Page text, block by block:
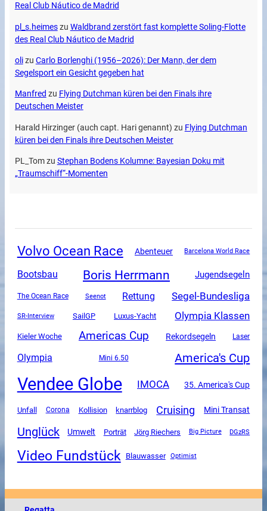
Real Club Náutico de Madrid
pl_s.heimeszu Waldbrand zerstört fast komplette Soling-Flotte
des Real Club Náutico de Madrid
olizu Carlo Borlenghi (1956–2026): Der Mann, der dem
Segelsport ein Gesicht gegeben hat
Manfred zu Flying Dutchman küren bei den Finals ihre
Deutschen Meister
Harald Hirzinger (auch capt. Hari genannt) zu Flying Dutchman
küren bei den Finals ihre Deutschen Meister
PL_Tomzu Stephan Bodens Kolumne: Bayesian Doku mit
„Traumschiff“-Momenten
Volvo Ocean Race Abenteuer Barcelona World Race
Bootsbau Boris Herrmann Jugendsegeln
The Ocean Race Seenot Rettung Segel-Bundesliga
SR-Interview SailGP Luxus-Yacht Olympia Klassen
Kieler Woche Americas Cup Rekordsegeln Laser
Olympia Mini 6.50 America's Cup
Vendee Globe IMOCA 35. America's Cup
Unfall Corona Kollision knarrblog Cruising Mini Transat
Unglück Umwelt Porträt Jörg Riechers Big Picture DGzRS
Video Fundstück Blauwasser Optimist